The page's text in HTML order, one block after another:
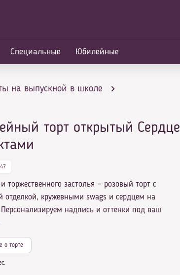
Специальные Юбилейные
на выпускной в школе
торт открытый Сердце
торжественного застолья — розовый торт с
отделкой, кружевными swags и сердцем на
Персонализируем надпись и оттенки под ваш
о торте